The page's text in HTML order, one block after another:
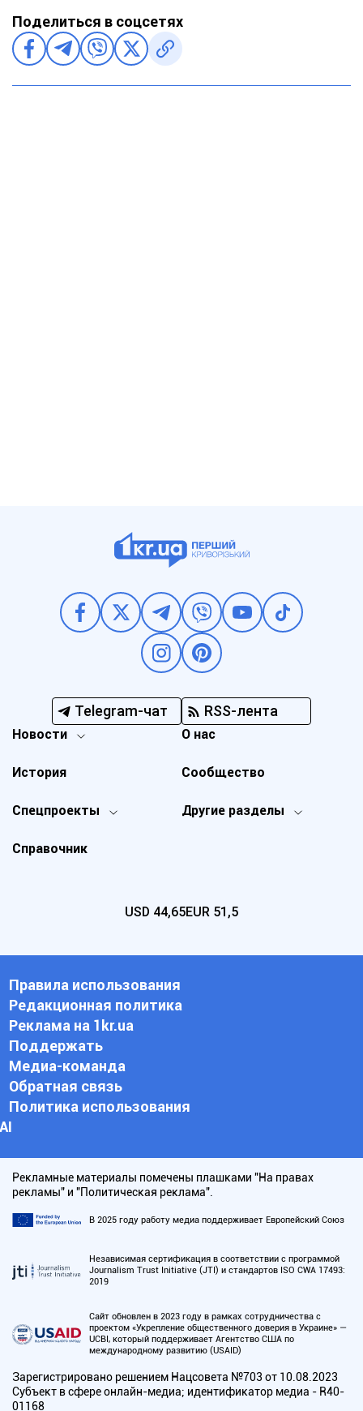
Поделиться в соцсетях
Telegram-чат RSS-лента
Новости
Спецпроекты Другие разделы
История
О нас
Справочник
Сообщество
USD 44,65EUR 51,5
Правила использования
Редакционная политика
Реклама на 1kr.ua
Поддержать
Медиа-команда
Обратная связь
Политика использования
АI
Рекламные материалы помечены плашками "На правах
рекламы" и "Политическая реклама".
В 2025 году работу медиа поддерживает Европейский Союз
Независимая сертификация в соответствии с программой
Journalism Trust Initiative (JTI) и стандартов ISO CWA 17493:
2019
Сайт обновлен в 2023 году в рамках сотрудничества с
проектом «Укрепление общественного доверия в Украине» —
UCBI, который поддерживает Агентство США по
международному развитию (USAID)
Зарегистрировано решением Нацсовета №703 от 10.08.2023
Субъект в сфере онлайн-медиа; идентификатор медиа - R40-
01168